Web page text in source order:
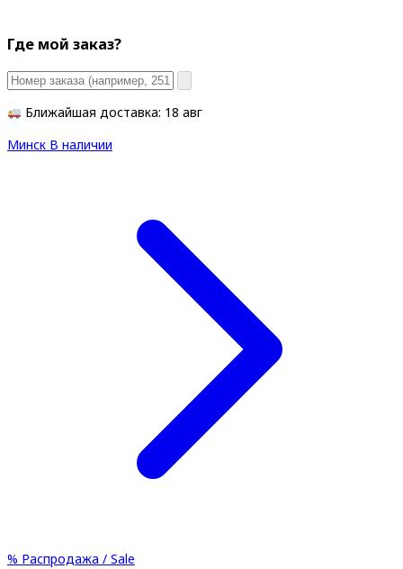
Где мой заказ?
Ближайшая доставка: 18 авг
Минск В наличии
% Распродажа / Sale